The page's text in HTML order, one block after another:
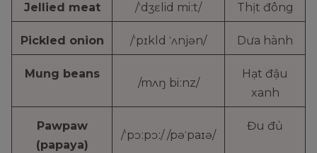
Jellied meat /ˈdʒɛlid miːt/ Thịt đông
Pickled onion /ˈpɪkld ˈʌnjən/ Dưa hành
Mung beans
/mʌŋ biːnz/
Hạt đậu
xanh
Pawpaw
(papaya)
/ˈpɔːpɔː/ /pəˈpaɪə/
Đu đủ